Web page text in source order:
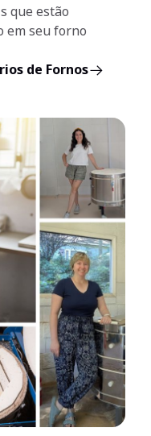
que estão
em seu forno
de Fornos